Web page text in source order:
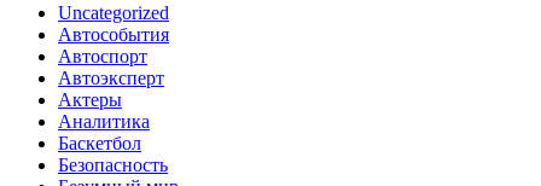
Uncategorized
Автособытия
Автоспорт
Автоэксперт
Актеры
Аналитика
Баскетбол
Безопасность